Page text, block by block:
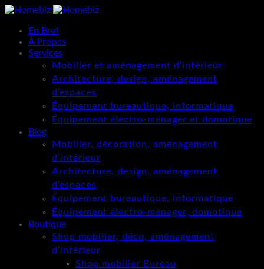
En Bref
À Propos
Services
Mobilier et aménagement d’intérieur
Architecture, design, aménagement
d’espaces
Équipement bureautique, informatique
Équipement électro-ménager et domotique
Blog
Mobilier, décoration, aménagement
d’intérieur
Architecture, design, aménagement
d’espaces
Équipement bureautique, informatique
Équipement électro-ménager, domotique
Boutique
Shop mobilier, déco, aménagement
d’intérieur
Shop mobilier Bureau